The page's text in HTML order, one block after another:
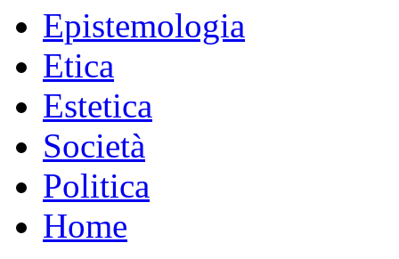
Epistemologia
Etica
Estetica
Società
Politica
Home